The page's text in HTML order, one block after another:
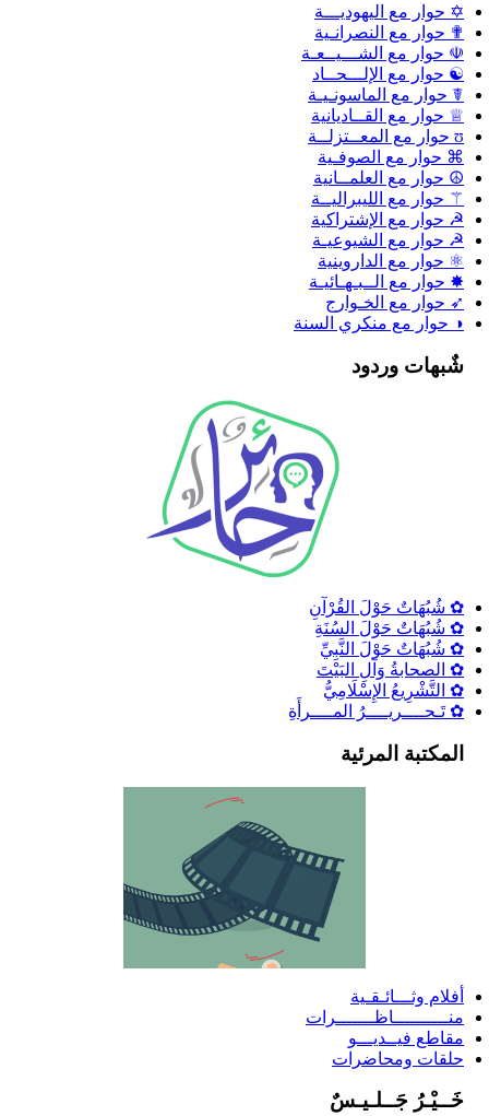
✡ حوار مع اليهوديـــة
✟ حوار مع النصرانـية
☫ حوار مع الشـــيــعـة
☯ حوار مع الإلـــحــاد
☤ حوار مع الماسونـيـة
♕ حوار مع القــاديانية
ʊ حوار مع المعــتزلــة
⌘ حوار مع الصوفـية
☮ حوار مع العلمــانية
⚚ حوار مع الليبراليــة
☭ حوار مع الإشتراكية
☭ حوار مع الشيوعيـة
⚛ حوار مع الداروينية
✸ حوار مع الــبـهـائيـة
➶ حوار مع الخـوارج
◑ حوار مع منكري السنة
شٌبهات وردود
✿ شُبُهَاتٌ حَوْلَ القُرْآنِ
✿ شُبُهَاتٌ حَوْلَ السُنَةِ
✿ شُبُهَاتٌ حَوْلَ النَّبِيِّ
✿ الصحابةُ وَآلِ البَيْتَ
✿ التَّشْرِيعُ الإِسْلَامِيُّ
✿ تَـحــــريــــرُ المــــرأَةِ
المكتبة المرئية
أفلام وثـــائـقـية
منــــــــــاظـــــــرات
مقاطع فيــديـــو
حلقات ومحاضرات
خَــيْـرُ جَــلـيـسٌ